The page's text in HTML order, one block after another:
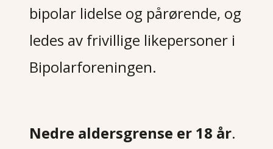
bipolar lidelse og pårørende, og
ledes av frivillige likepersoner i
Bipolarforeningen.
Nedre aldersgrense er 18 år.